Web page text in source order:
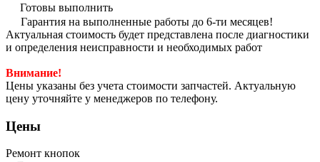
Готовы выполнить
Гарантия на выполненные работы до 6-ти месяцев!
Актуальная стоимость будет представлена после диагностики
и определения неисправности и необходимых работ
Внимание!
Цены указаны без учета стоимости запчастей. Актуальную
цену уточняйте у менеджеров по телефону.
Цены
Ремонт кнопок